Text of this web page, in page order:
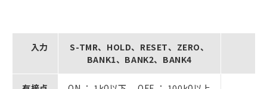
入力
S-TMR、HOLD、RESET、ZERO、
BANK1、BANK2、BANK4